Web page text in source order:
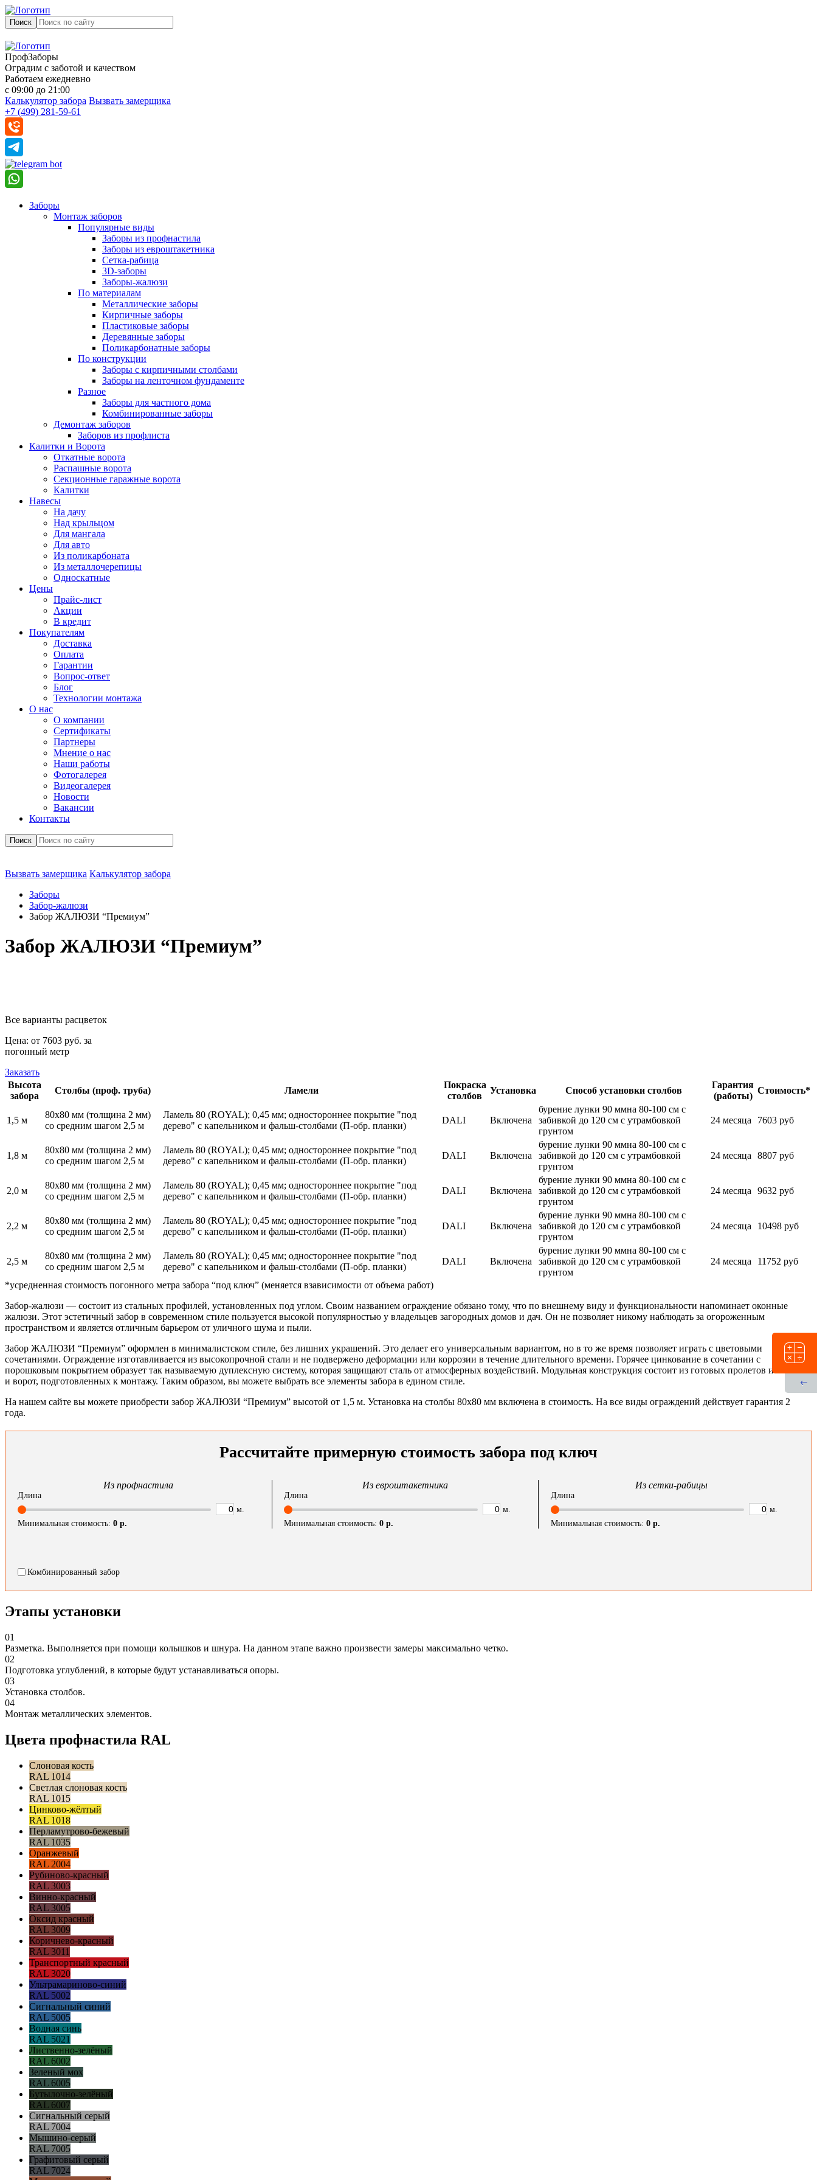
Поиск
ПрофЗаборы
Оградим с заботой и качеством
Работаем ежедневно
с 09:00 до 21:00
Калькулятор забора Вызвать замерщика
+7 (499) 281-59-61
Заборы
Монтаж заборов
Популярные виды
Заборы из профнастила
Заборы из евроштакетника
Сетка-рабица
3D-заборы
Заборы-жалюзи
По материалам
Металлические заборы
Кирпичные заборы
Пластиковые заборы
Деревянные заборы
Поликарбонатные заборы
По конструкции
Заборы с кирпичными столбами
Заборы на ленточном фундаменте
Разное
Заборы для частного дома
Комбинированные заборы
Демонтаж заборов
Заборов из профлиста
Калитки и Ворота
Откатные ворота
Распашные ворота
Секционные гаражные ворота
Калитки
Навесы
На дачу
Над крыльцом
Для мангала
Для авто
Из поликарбоната
Из металлочерепицы
Односкатные
Цены
Прайс-лист
Акции
В кредит
Покупателям
Доставка
Оплата
Гарантии
Вопрос-ответ
Блог
Технологии монтажа
О нас
О компании
Сертификаты
Партнеры
Мнение о нас
Наши работы
Фотогалерея
Видеогалерея
Новости
Вакансии
Контакты
Поиск
Вызвать замерщика Калькулятор забора
Заборы
Забор-жалюзи
Забор ЖАЛЮЗИ “Премиум”
Забор ЖАЛЮЗИ “Премиум”
Все варианты расцветок
Цена: от 7603 руб. за
погонный метр
Заказать
Высота
забора
Столбы (проф. труба) Ламели
Покраска
столбов
Установка Способ установки столбов
Гарантия
(работы)
Стоимость*
1,5 м
80х80 мм (толщина 2 мм)
со средним шагом 2,5 м
Ламель 80 (ROYAL); 0,45 мм; одностороннее покрытие "под
дерево" с капельником и фальш-столбами (П-обр. планки)
DALI Включена
бурение лунки 90 ммна 80-100 см с
забивкой до 120 см с утрамбовкой
грунтом
24 месяца 7603 руб
1,8 м
80х80 мм (толщина 2 мм)
со средним шагом 2,5 м
Ламель 80 (ROYAL); 0,45 мм; одностороннее покрытие "под
дерево" с капельником и фальш-столбами (П-обр. планки)
DALI Включена
бурение лунки 90 ммна 80-100 см с
забивкой до 120 см с утрамбовкой
грунтом
24 месяца 8807 руб
2,0 м
80х80 мм (толщина 2 мм)
со средним шагом 2,5 м
Ламель 80 (ROYAL); 0,45 мм; одностороннее покрытие "под
дерево" с капельником и фальш-столбами (П-обр. планки)
DALI Включена
бурение лунки 90 ммна 80-100 см с
забивкой до 120 см с утрамбовкой
грунтом
24 месяца 9632 руб
2,2 м
80х80 мм (толщина 2 мм)
со средним шагом 2,5 м
Ламель 80 (ROYAL); 0,45 мм; одностороннее покрытие "под
дерево" с капельником и фальш-столбами (П-обр. планки)
DALI Включена
бурение лунки 90 ммна 80-100 см с
забивкой до 120 см с утрамбовкой
грунтом
24 месяца 10498 руб
2,5 м
80х80 мм (толщина 2 мм)
со средним шагом 2,5 м
Ламель 80 (ROYAL); 0,45 мм; одностороннее покрытие "под
дерево" с капельником и фальш-столбами (П-обр. планки)
DALI Включена
бурение лунки 90 ммна 80-100 см с
забивкой до 120 см с утрамбовкой
грунтом
24 месяца 11752 руб
*усредненная стоимость погонного метра забора “под ключ” (меняется взависимости от объема работ)
Забор-жалюзи — состоит из стальных профилей, установленных под углом. Своим названием ограждение обязано тому, что по внешнему виду и функциональности напоминает оконные
жалюзи. Этот эстетичный забор в современном стиле пользуется высокой популярностью у владельцев загородных домов и дач. Он не позволяет никому наблюдать за огороженным
пространством и является отличным барьером от уличного шума и пыли.
Забор ЖАЛЮЗИ “Премиум” оформлен в минималистском стиле, без лишних украшений. Это делает его универсальным вариантом, но в то же время позволяет играть с цветовыми
сочетаниями. Ограждение изготавливается из высокопрочной стали и не подвержено деформации или коррозии в течение длительного времени. Горячее цинкование в сочетании с
порошковым покрытием образует так называемую дуплексную систему, которая защищают сталь от атмосферных воздействий. Модульная конструкция состоит из готовых пролетов и калитки
и ворот, подготовленных к монтажу. Таким образом, вы можете выбрать все элементы забора в едином стиле.
На нашем сайте вы можете приобрести забор ЖАЛЮЗИ “Премиум” высотой от 1,5 м. Установка на столбы 80x80 мм включена в стоимость. На все виды ограждений действует гарантия 2
года.
Рассчитайте примерную стоимость забора под ключ
Из профнастила
Длина
м.
Минимальная стоимость: 0р.
Из евроштакетника
Длина
м.
Минимальная стоимость:0 р.
Из сетки-рабицы
Длина
м.
Минимальная стоимость: 0р.
Комбинированный забор
Этапы установки
01
Разметка. Выполняется при помощи колышков и шнура. На данном этапе важно произвести замеры максимально четко.
02
Подготовка углублений, в которые будут устанавливаться опоры.
03
Установка столбов.
04
Монтаж металлических элементов.
Цвета профнастила RAL
Слоновая кость
RAL 1014
Светлая слоновая кость
RAL 1015
Цинково-жёлтый
RAL 1018
Перламутрово-бежевый
RAL 1035
Оранжевый
RAL 2004
Рубиново-красный
RAL 3003
Винно-красный
RAL 3005
Оксид красный
RAL 3009
Коричнево-красный
RAL 3011
Транспортный красный
RAL 3020
Ультрамариново-синий
RAL 5002
Сигнальный синий
RAL 5005
Водная синь
RAL 5021
Лиственно-зелёный
RAL 6002
Зеленый мох
RAL 6005
Бутылочно-зелёный
RAL 6007
Сигнальный серый
RAL 7004
Мышино-серый
RAL 7005
Графитовый серый
RAL 7024